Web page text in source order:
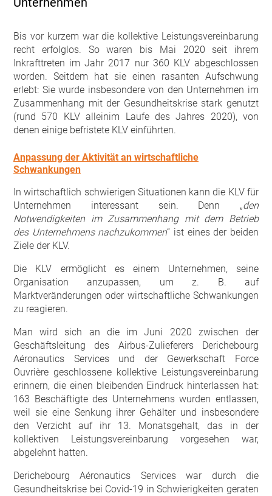
Bis vor kurzem war die kollektive Leistungsvereinbarung
recht erfolglos. So waren bis Mai 2020 seit ihrem
Inkrafttreten im Jahr 2017 nur 360 KLV abgeschlossen
worden. Seitdem hat sie einen rasanten Aufschwung
erlebt: Sie wurde insbesondere von den Unternehmen im
Zusammenhang mit der Gesundheitskrise stark genutzt
(rund 570 KLV alleinim Laufe des Jahres 2020), von
denen einige befristete KLV einführten.
Anpassung der Aktivität an wirtschaftliche
Schwankungen
In wirtschaftlich schwierigen Situationen kann die KLV für
Unternehmen interessant sein. Denn „den
Notwendigkeiten im Zusammenhang mit dem Betrieb
des Unternehmens nachzukommen“ ist eines der beiden
Ziele der KLV.
Die KLV ermöglicht es einem Unternehmen, seine
Organisation anzupassen, um z. B. auf
Marktveränderungen oder wirtschaftliche Schwankungen
zu reagieren.
Man wird sich an die im Juni 2020 zwischen der
Geschäftsleitung des Airbus-Zulieferers Derichebourg
Aéronautics Services und der Gewerkschaft Force
Ouvrière geschlossene kollektive Leistungsvereinbarung
erinnern, die einen bleibenden Eindruck hinterlassen hat:
163 Beschäftigte des Unternehmens wurden entlassen,
weil sie eine Senkung ihrer Gehälter und insbesondere
den Verzicht auf ihr 13. Monatsgehalt, das in der
kollektiven Leistungsvereinbarung vorgesehen war,
abgelehnt hatten.
Derichebourg Aéronautics Services war durch die
Gesundheitskrise bei Covid-19 in Schwierigkeiten geraten